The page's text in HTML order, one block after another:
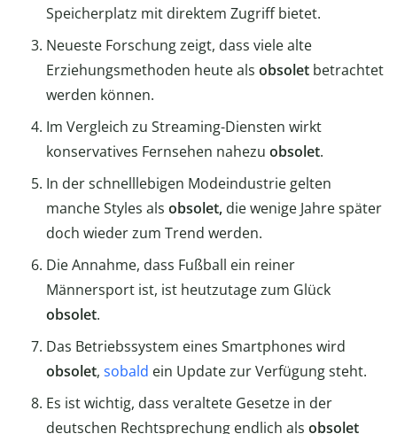
Speicherplatz mit direktem Zugriff bietet.
Neueste Forschung zeigt, dass viele alte
Erziehungsmethoden heute als obsolet betrachtet
werden können.
Im Vergleich zu Streaming-Diensten wirkt
konservatives Fernsehen nahezu obsolet.
In der schnelllebigen Modeindustrie gelten
manche Styles als obsolet, die wenige Jahre später
doch wieder zum Trend werden.
Die Annahme, dass Fußball ein reiner
Männersport ist, ist heutzutage zum Glück
obsolet.
Das Betriebssystem eines Smartphones wird
obsolet, sobald ein Update zur Verfügung steht.
Es ist wichtig, dass veraltete Gesetze in der
deutschen Rechtsprechung endlich als obsolet